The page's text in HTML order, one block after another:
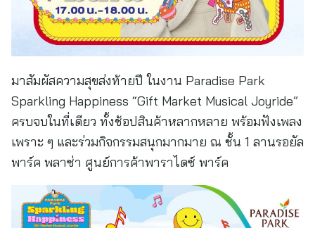
มาสัมผัสความสุขส่งท้ายปี ในงาน Paradise Park
Sparkling Happiness “Gift Market Musical Joyride”
ครบจบในที่เดียว ทั้งช้อปสินค้าหลากหลาย พร้อมฟังเพลง
เพราะ ๆ และร่วมกิจกรรมสนุกมากมาย ณ ชั้น 1 ลานรอยัล
พาร์ค พลาซ่า ศูนย์การค้าพาราไดซ์ พาร์ค